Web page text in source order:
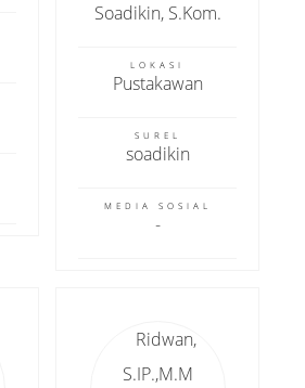
Soadikin, S.Kom.
LOKASI
Pustakawan
SUREL
soadikin
MEDIA SOSIAL